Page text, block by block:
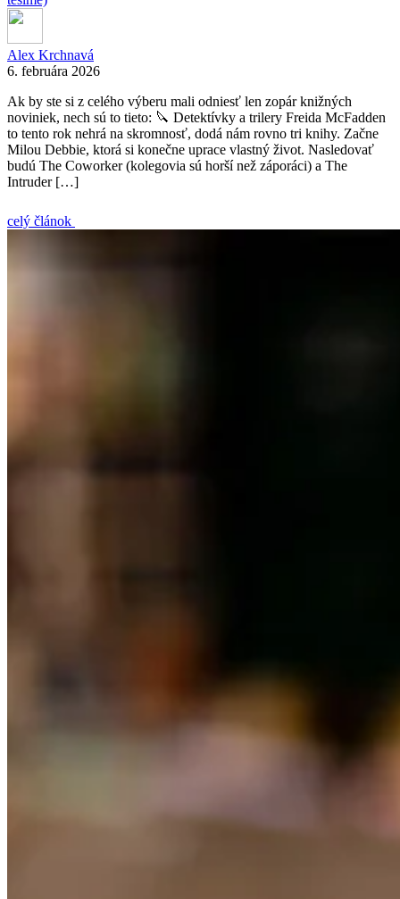
Alex Krchnavá
6. februára 2026
Ak by ste si z celého výberu mali odniesť len zopár knižných
noviniek, nech sú to tieto: 🔪 Detektívky a trilery Freida McFadden
to tento rok nehrá na skromnosť, dodá nám rovno tri knihy. Začne
Milou Debbie, ktorá si konečne uprace vlastný život. Nasledovať
budú The Coworker (kolegovia sú horší než záporáci) a The
Intruder […]
celý článok